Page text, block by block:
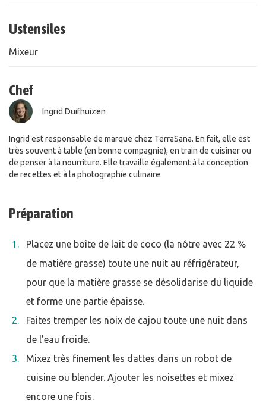
Ustensiles
Mixeur
Chef
Ingrid Duifhuizen
Ingrid est responsable de marque chez TerraSana. En fait, elle est
très souvent à table (en bonne compagnie), en train de cuisiner ou
de penser à la nourriture. Elle travaille également à la conception
de recettes et à la photographie culinaire.
Préparation
Placez une boîte de lait de coco (la nôtre avec 22 %
de matière grasse) toute une nuit au réfrigérateur,
pour que la matière grasse se désolidarise du liquide
et forme une partie épaisse.
Faites tremper les noix de cajou toute une nuit dans
de l’eau froide.
Mixez très finement les dattes dans un robot de
cuisine ou blender. Ajouter les noisettes et mixez
encore une fois.